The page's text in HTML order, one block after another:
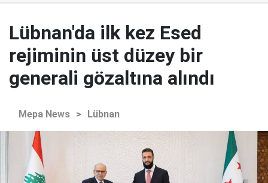
Lübnan'da ilk kez Esed
rejiminin üst düzey bir
generali gözaltına alındı
Mepa News > Lübnan